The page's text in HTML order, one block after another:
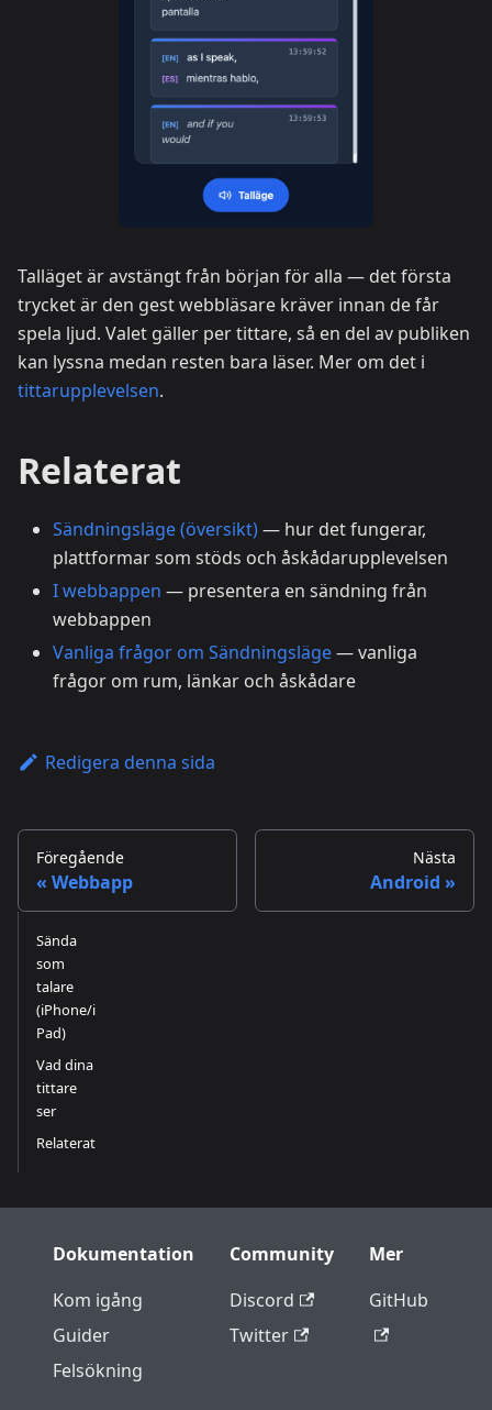
Talläget är avstängt från början för alla — det första
trycket är den gest webbläsare kräver innan de får
spela ljud. Valet gäller per tittare, så en del av publiken
kan lyssna medan resten bara läser. Mer om det i
tittarupplevelsen.
Relaterat
Sändningsläge (översikt)— hur det fungerar,
plattformar som stöds och åskådarupplevelsen
I webbappen — presentera en sändning från
webbappen
Vanliga frågor om Sändningsläge— vanliga
frågor om rum, länkar och åskådare
Redigera denna sida
Föregående
Webbapp
Nästa
Android
Sända
som
talare
(iPhone/i
Pad)
Vad dina
tittare
ser
Relaterat
Dokumentation
Kom igång
Guider
Felsökning
Community
Discord
Twitter
Mer
GitHub